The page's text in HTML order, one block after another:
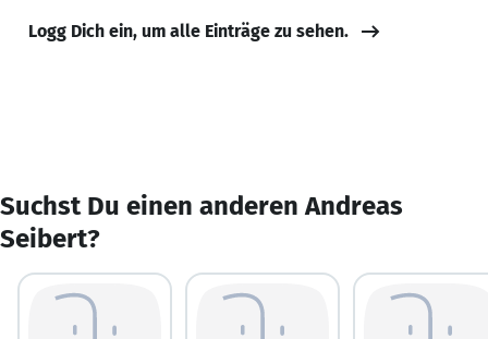
Logg Dich ein, um alle Einträge zu sehen.
Suchst Du einen anderen Andreas
Seibert?